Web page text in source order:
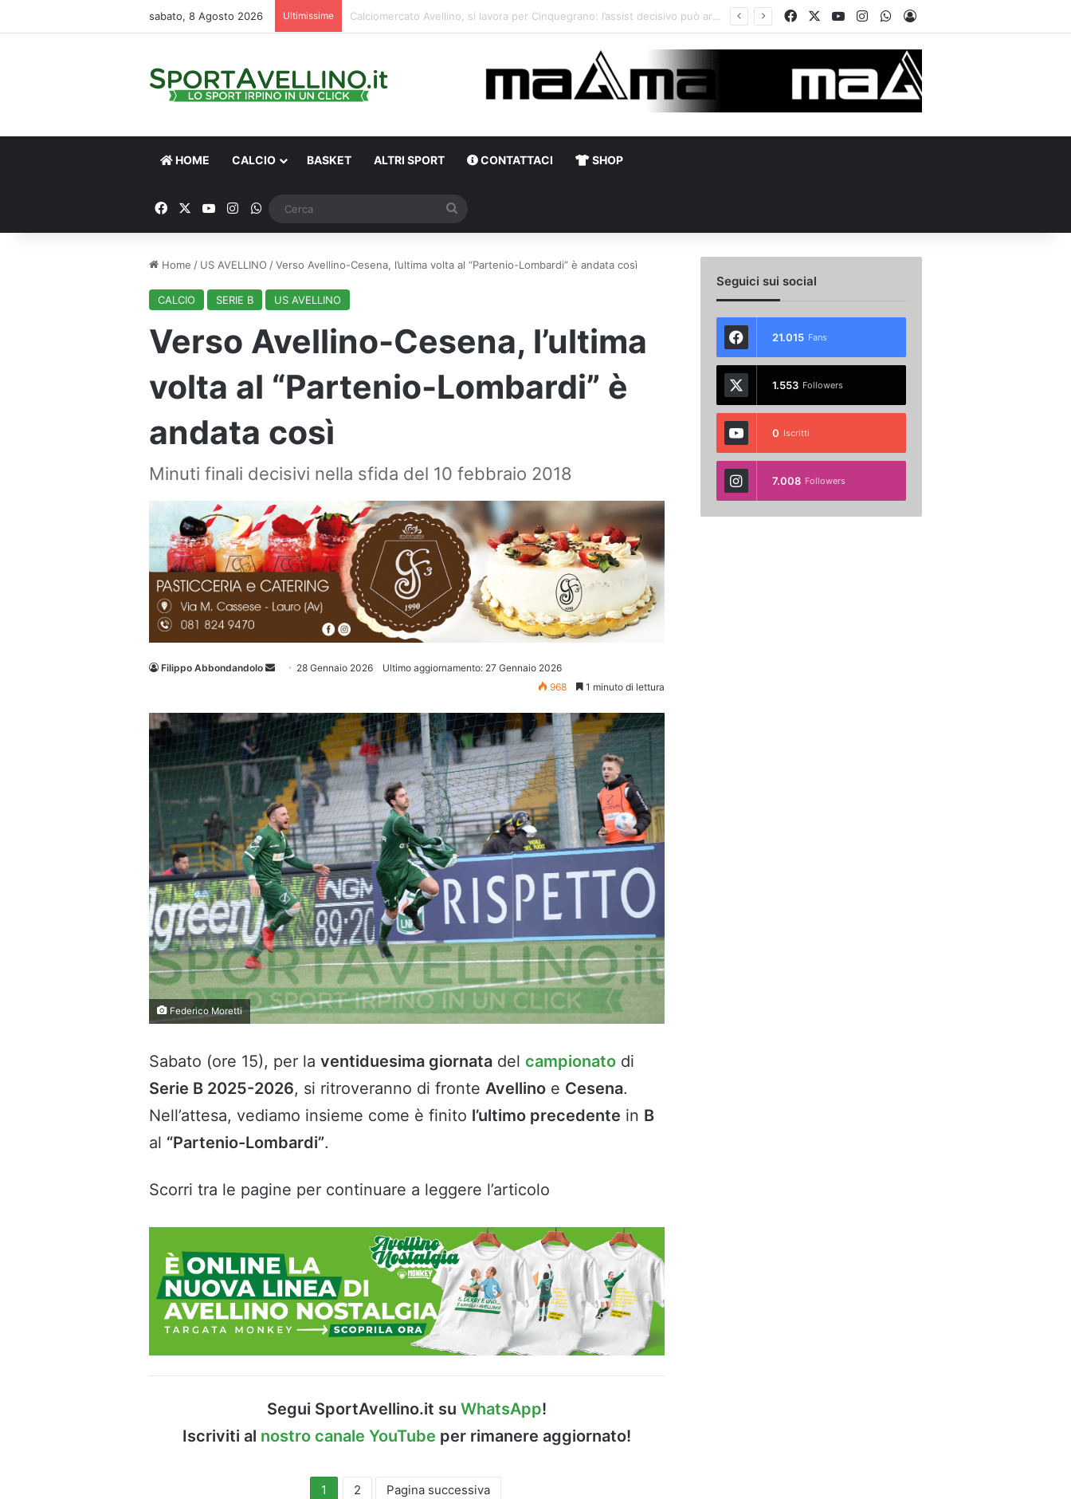
sabato, 8 Agosto 2026 Ultimissime Verso Avellino-Torino, il focus sulla formazione granata FacebookYou TubeInstagramWhatsApp
Accedi
HOME CALCIO BASKET ALTRI SPORT CONTATTACI SHOP
FacebookYou TubeInstagram
WhatsApp
Home / US AVELLINO /Verso Avellino-Cesena, l’ultima volta al “Partenio-Lombardi” è andata così
CALCIO SERIE B US AVELLINO
Verso Avellino-Cesena, l’ultima
volta al “Partenio-Lombardi” è
andata così
Minuti finali decisivi nella sfida del 10 febbraio 2018
Filippo Abbondandolo
Invia 28 Gennaio 2026
Ultimo aggiornamento: 27 Gennaio 2026
968
1 minuto di lettura
Federico Moretti
Sabato (ore 15), per la ventiduesima giornata del campionato di
Serie B 2025-2026, si ritroveranno di fronte Avellino e Cesena.
Nell’attesa, vediamo insieme come è finito l’ultimo precedente in B
al “Partenio-Lombardi”.
Scorri tra le pagine per continuare a leggere l’articolo
Segui SportAvellino.it su WhatsApp!
Iscriviti al nostro canale YouTube per rimanere aggiornato!
1 2 Pagina successiva
Seguici sui social
21.015 Fans
1.553 Followers
0 Iscritti
7.008 Followers